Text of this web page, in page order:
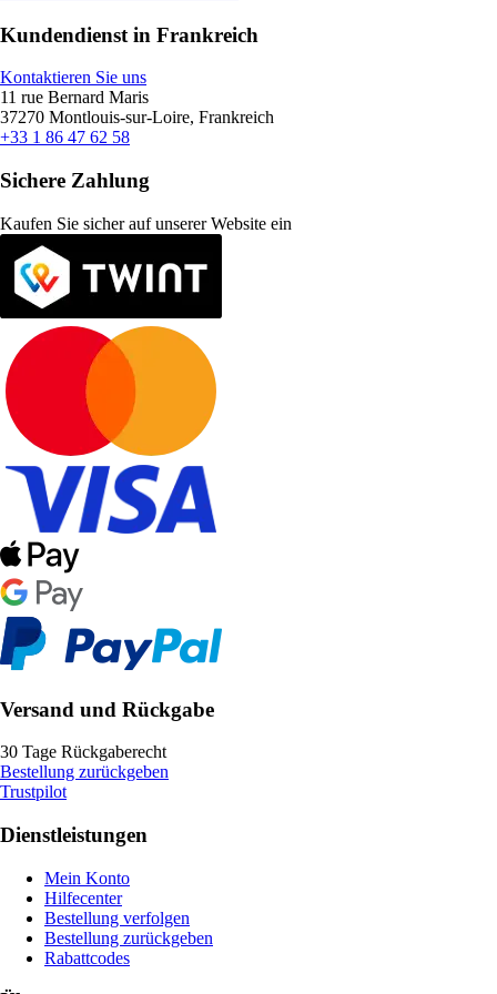
Kundendienst in Frankreich
Kontaktieren Sie uns
11 rue Bernard Maris
37270 Montlouis-sur-Loire, Frankreich
+33 1 86 47 62 58
Sichere Zahlung
Kaufen Sie sicher auf unserer Website ein
Versand und Rückgabe
30 Tage Rückgaberecht
Bestellung zurückgeben
Trustpilot
Dienstleistungen
Mein Konto
Hilfecenter
Bestellung verfolgen
Bestellung zurückgeben
Rabattcodes